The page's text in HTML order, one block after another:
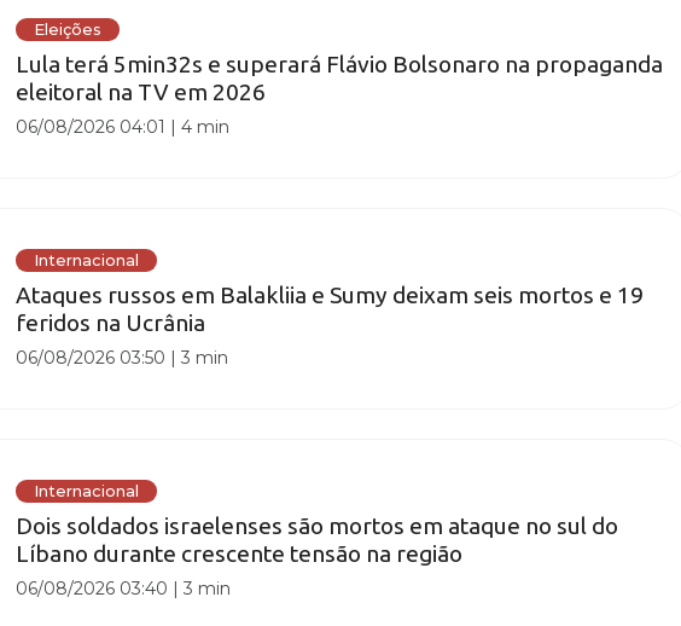
Eleições
Lula terá 5min32s e superará Flávio Bolsonaro na propaganda
eleitoral na TV em 2026
06/08/2026 04:01 |4 min
Internacional
Ataques russos em Balakliia e Sumy deixam seis mortos e 19
feridos na Ucrânia
06/08/2026 03:50 |3 min
Internacional
Dois soldados israelenses são mortos em ataque no sul do
Líbano durante crescente tensão na região
06/08/2026 03:40 |3 min